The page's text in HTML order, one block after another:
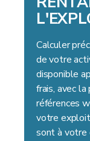
Calculer
de votre
disponible
frais, avec
références
votre
sont à votre